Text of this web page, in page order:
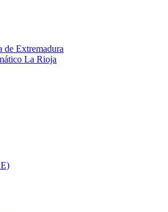
de Extremadura
La Rioja